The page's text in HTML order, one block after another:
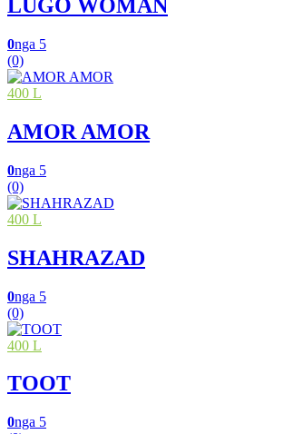
LUGO WOMAN
0nga 5
(0)
400 L
AMOR AMOR
0nga 5
(0)
400 L
SHAHRAZAD
0nga 5
(0)
400 L
TOOT
0nga 5